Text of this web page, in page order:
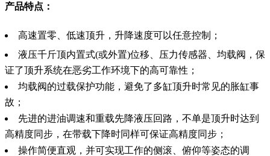
产品特点：
高速置零、低速顶升，升降速度可以任意控制；
液压千斤顶内置式(或外置)位移、压力传感器、均载阀，保
证了顶升系统在恶劣工作环境下的高可靠性；
均载阀的过载保护功能，避免了多缸顶升时常见的胀缸事
故；
先进的进油调速和重载先降液压回路，不单是顶升时达到
高精度同步，在带载下降时同样可保证高精度同步；
操作简便直观，并可实现工作的侧滚、俯仰等姿态的调